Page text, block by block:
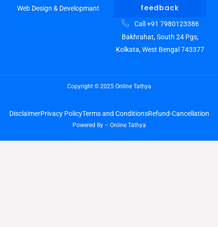
Web Design & Developmant
feedback
Call +91 7980123386
Bakhrahat, South 24 Pgs,
Kolkata, West Bengal 743377
Copyright © 2025 Online Tathya
DisclaimerPrivacy PolicyTerms and ConditionsRefund-Cancellation
Powered By – Online Tathya